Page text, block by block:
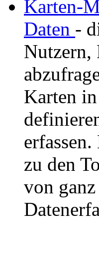
Karten-
Daten -
Nutzern,
Karten
zu den
von